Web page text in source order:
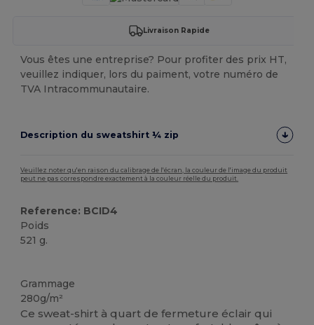
Livraison Rapide
Vous êtes une entreprise? Pour profiter des prix HT,
veuillez indiquer, lors du paiment, votre numéro de
TVA Intracommunautaire.
Description du sweatshirt ¼ zip
Veuillez noter qu'en raison du calibrage de l'écran, la couleur de l'image du produit
peut ne pas correspondre exactement à la couleur réelle du produit.
Reference: BCID4
Poids
521 g.
Grammage
280g/m²
Ce sweat-shirt à quart de fermeture éclair qui